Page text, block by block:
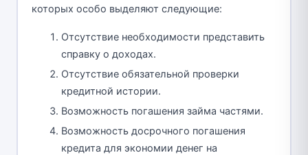
которых особо выделяют следующие:
Отсутствие необходимости представить
справку о доходах.
Отсутствие обязательной проверки
кредитной истории.
Возможность погашения займа частями.
Возможность досрочного погашения
кредита для экономии денег на